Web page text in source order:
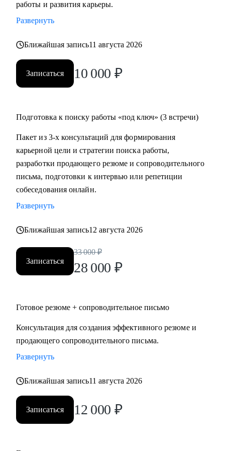
время на ее поиск, увеличить поток предложений, выйти
на новый уровень дохода.
Вашей карьерной цели.
• Провести аудит и составить убедительное резюме, чтобы
в Вас увидели серьезно настроенного и сильного
кандидата.
барьеры на пути к работе мечты.
преимущество перед другими кандидатами.
• Решить любую карьерную задачу (смена профессии,
грейда, перерывы в работе, выход из декрета, возраст 45+ и
др.)
Кому могу помочь:
• строительство, промышленность, производство
нефтегазовая отрасль;
• закупки, cнабжение, логистика, ВЭД;
• продажи, HoReCa;
работы и развития карьеры.
Развернуть
Ближайшая запись11 августа 2026
Записаться 10 000 ₽
Подготовка к поиску работы «под ключ» (3 встречи)
Пакет из 3-х консультаций для формирования
карьерной цели и стратегии поиска работы,
разработки продающего резюме и сопроводительного
письма, подготовки к интервью или репетиции
собеседования онлайн.
Развернуть
Ближайшая запись12 августа 2026
Записаться
33 000 ₽
28 000 ₽
Готовое резюме + сопроводительное письмо
Консультация для создания эффективного резюме и
продающего сопроводительного письма.
Развернуть
Ближайшая запись11 августа 2026
Записаться 12 000 ₽